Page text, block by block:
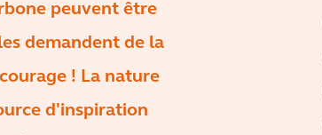
peuvent être
demandent de la
! La nature
d'inspiration